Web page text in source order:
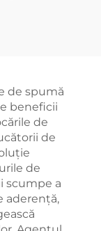
de spumă
beneficii
de
de
de
scumpe a
aderență,